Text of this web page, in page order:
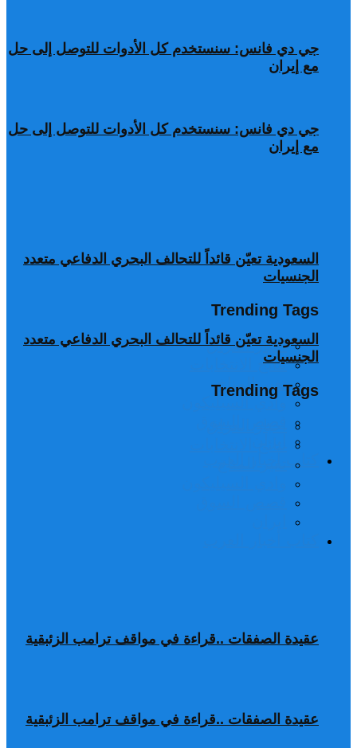
جي دي فانس: سنستخدم كل الأدوات للتوصل إلى حل
مع إيران
السعودية تعيّن قائداً للتحالف البحري الدفاعي متعدد
الجنسيات
Trending Tags
اخبار العراق
نتائج الانتخابات
تغير المناخ
وادي السيليكون
كتاب أخبار العرب
عقيدة الصفقات ..قراءة في مواقف ترامب الزئبقية
جي دي فانس: سنستخدم كل الأدوات للتوصل إلى حل
مع إيران
السعودية تعيّن قائداً للتحالف البحري الدفاعي متعدد
الجنسيات
Trending Tags
عقيدة الصفقات ..قراءة في مواقف ترامب الزئبقية